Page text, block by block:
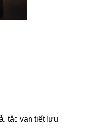
tắc van tiết lưu